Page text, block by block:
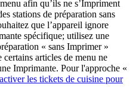
afin qu’ils ne s’Impriment
stations de préparation sans
que l’appareil ignore
spécifique; utilisez une
« sans Imprimer »
articles de menu ne
Imprimante. Pour l'approche «
les tickets de cuisine pour